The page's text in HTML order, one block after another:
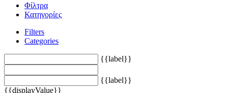
Φίλτρα
Κατηγορίες
Filters
Categories
{{label}}
{{label}}
{{displayValue}}